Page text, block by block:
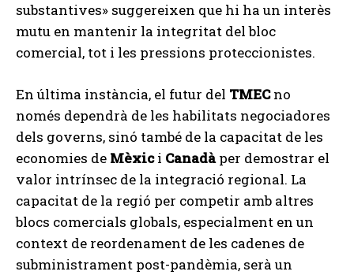
substantives» suggereixen que hi ha un interès
mutu en mantenir la integritat del bloc
comercial, tot i les pressions proteccionistes.
En última instància, el futur del TMECno
només dependrà de les habilitats negociadores
dels governs, sinó també de la capacitat de les
economies de Mèxici Canadàper demostrar el
valor intrínsec de la integració regional. La
capacitat de la regió per competir amb altres
blocs comercials globals, especialment en un
context de reordenament de les cadenes de
subministrament post-pandèmia, serà un